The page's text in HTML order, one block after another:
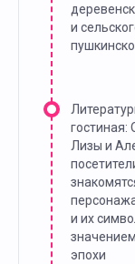
и
гостиная:
Лизы и
и их
эпохи